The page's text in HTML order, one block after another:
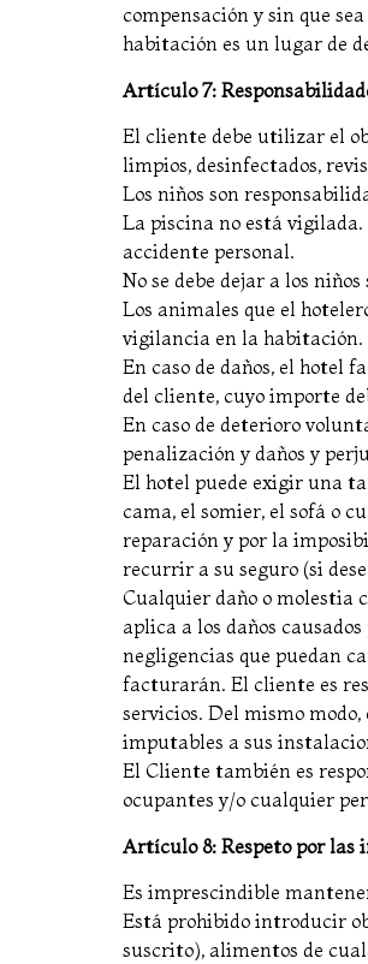
compensación y sin que
habitación es un lugar de
Artículo 7:
El cliente debe utilizar el
limpios, desinfectados,
Los niños son
La piscina no está vigilada.
accidente personal.
No se debe dejar a los
Los animales que el
vigilancia en la habitación.
En caso de daños, el hotel
del cliente, cuyo importe
En caso de deterioro
penalización y daños y
El hotel puede exigir una
cama, el somier, el sofá o
reparación y por la
recurrir a su seguro (si
Cualquier daño o molestia
aplica a los daños
negligencias que puedan
facturarán. El cliente es
servicios. Del mismo
imputables a sus
El Cliente también es
ocupantes y/o cualquier
Artículo 8: Respeto por las
Es imprescindible
Está prohibido introducir
suscrito), alimentos de